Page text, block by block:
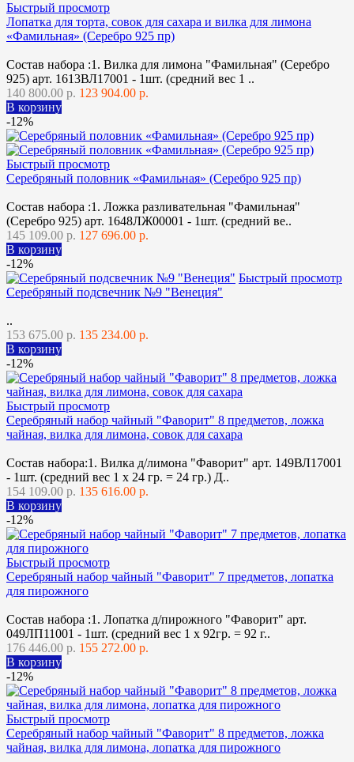
Быстрый просмотр
Лопатка для торта, совок для сахара и вилка для лимона
«Фамильная» (Серебро 925 пр)
Состав набора :1. Вилка для лимона "Фамильная" (Серебро
925) арт. 1613ВЛ17001 - 1шт. (средний вес 1 ..
140 800.00 р. 123 904.00 р.
В корзину
-12%
Быстрый просмотр
Серебряный половник «Фамильная» (Серебро 925 пр)
Состав набора :1. Ложка разливательная "Фамильная"
(Серебро 925) арт. 1648ЛЖ00001 - 1шт. (средний ве..
145 109.00 р. 127 696.00 р.
В корзину
-12%
Быстрый просмотр
Серебряный подсвечник №9 "Венеция"
..
153 675.00 р. 135 234.00 р.
В корзину
-12%
Быстрый просмотр
Серебряный набор чайный "Фаворит" 8 предметов, ложка
чайная, вилка для лимона, совок для сахара
Состав набора:1. Вилка д/лимона "Фаворит" арт. 149ВЛ17001
- 1шт. (средний вес 1 х 24 гр. = 24 гр.) Д..
154 109.00 р. 135 616.00 р.
В корзину
-12%
Быстрый просмотр
Серебряный набор чайный "Фаворит" 7 предметов, лопатка
для пирожного
Состав набора :1. Лопатка д/пирожного "Фаворит" арт.
049ЛП11001 - 1шт. (средний вес 1 х 92гр. = 92 г..
176 446.00 р. 155 272.00 р.
В корзину
-12%
Быстрый просмотр
Серебряный набор чайный "Фаворит" 8 предметов, ложка
чайная, вилка для лимона, лопатка для пирожного